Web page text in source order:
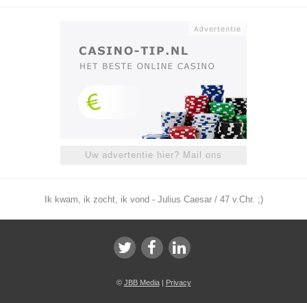
Uw advertentie hier? Mail ons
Ik kwam, ik zocht, ik vond - Julius Caesar / 47 v.Chr. ;)
© JBB Media| Privacy